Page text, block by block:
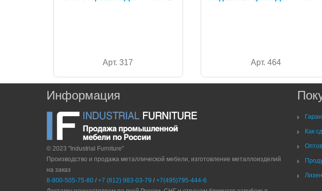
Арт. 317 Арт. 464
Информация
© 2023 "Industrial Furniture"
Производство и продажа металлической мебели, изготовление металлоизделий
на заказ
8-800-505-75-80 / +7 (812) 983-03-79 / +7(495)795-444-6
Как